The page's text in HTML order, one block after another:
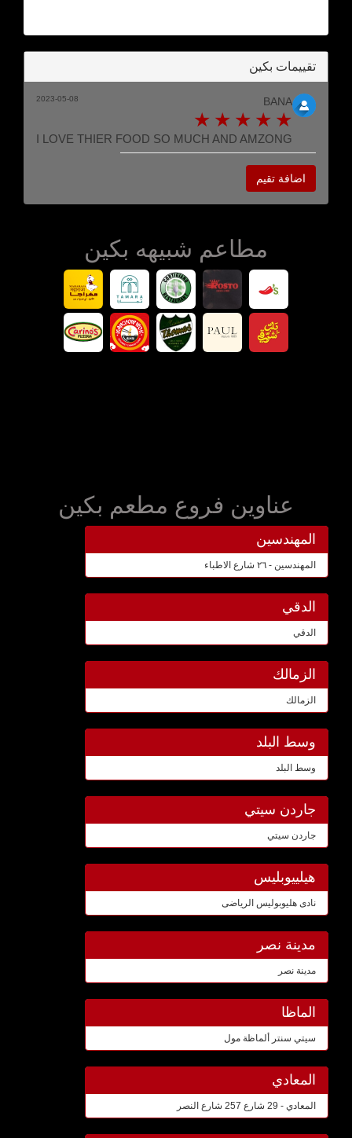
تقييمات بكين
BANA
I LOVE THIER FOOD SO MUCH AND AMZONG
2023-05-08
اضافة تقيم
مطاعم شبيهه بكين
عناوين فروع مطعم بكين
المهندسين
المهندسين - ٢٦ شارع الاطباء
الدقي
الدقي
الزمالك
الزمالك
وسط البلد
وسط البلد
جاردن سيتي
جاردن سيتي
هيلييوبليس
نادى هليوبوليس الرياضى
مدينة نصر
مدينة نصر
الماظا
سيتي سنتر ألماظة مول
المعادي
المعادي - 29 شارع 257 شارع النصر